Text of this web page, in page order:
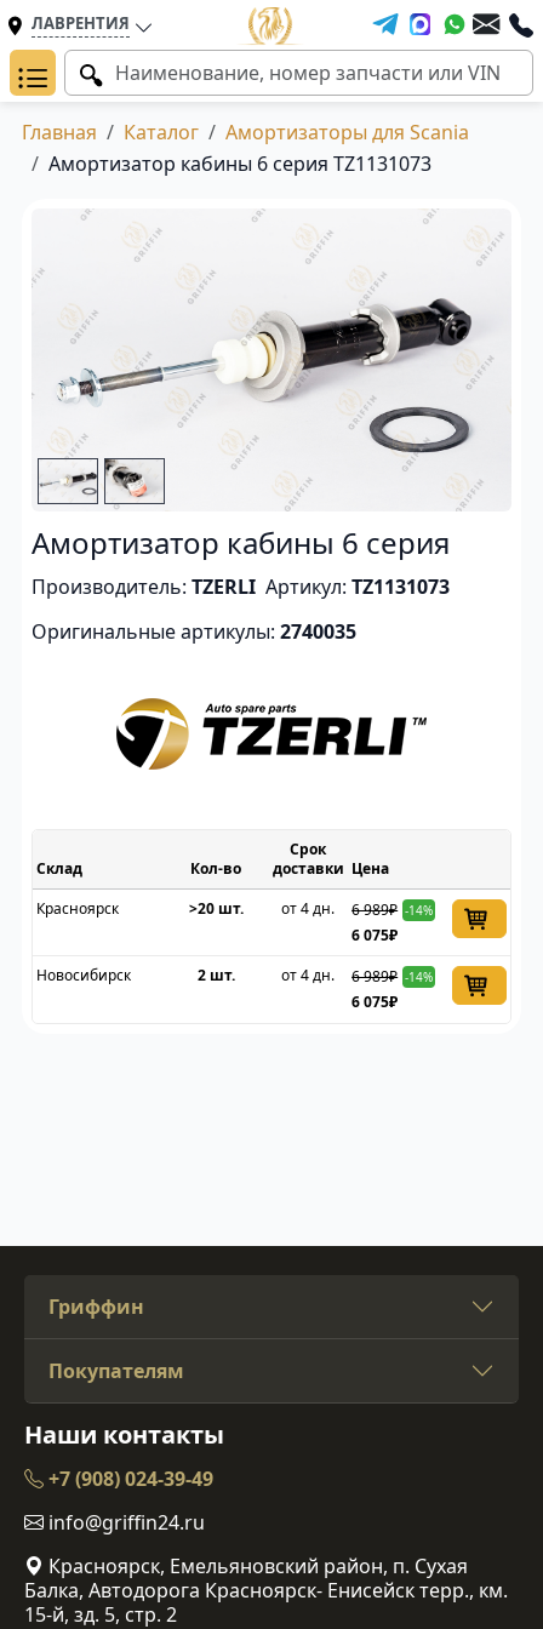
ЛАВРЕНТИЯ
Главная Каталог
Амортизаторы для Scania
Амортизатор кабины 6 серия TZ1131073
Амортизатор кабины 6 серия
Производитель: TZERLI Артикул: TZ1131073
Оригинальные артикулы: 2740035
Склад
Срок
доставки Цена
Красноярск
>20 шт. от 4 дн. 6 989₽ -14%
6 075₽
Новосибирск
2 шт. от 4 дн. 6 989₽ -14%
6 075₽
Гриффин
Покупателям
Наши контакты
+7 (908) 024-39-49
info@griffin24.ru
Красноярск, Емельяновский район, п. Сухая
Балка, Автодорога Красноярск- Енисейск терр., км.
15-й, зд. 5, стр. 2